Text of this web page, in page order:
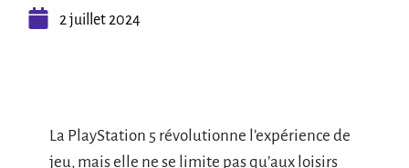
2 juillet 2024
La PlayStation 5 révolutionne l’expérience de
jeu, mais elle ne se limite pas qu’aux loisirs